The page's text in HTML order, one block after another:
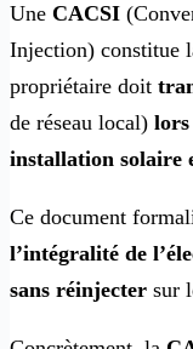
Une CACSI
Injection) constitue
propriétaire doit
de réseau local) lors
installation solaire
Ce document
l’intégralité de
sans réinjecter sur